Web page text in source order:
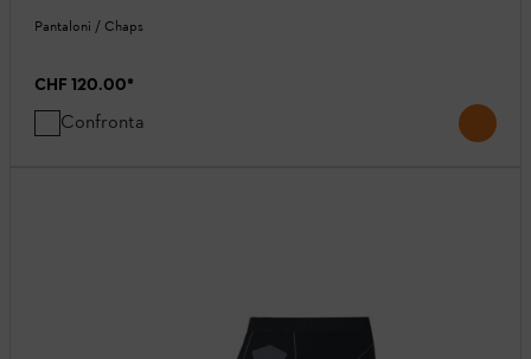
Pantaloni / Chaps
CHF 120.00*
Confronta